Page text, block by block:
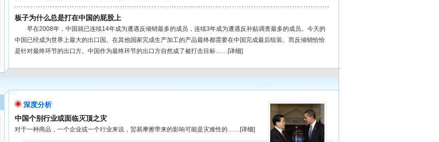
板子为什么总是打在中国的屁股上
早在2008年，中国就已连续14年成为遭遇反倾销最多的成员，连续3年成为遭遇反补贴调查最多的成员。今天的
中国已经成为世界上最大的出口国。在其他国家完成生产加工的产品最终都需要在中国完成最后组装。而反倾销恰恰
是针对最终环节的出口方。中国作为最终环节的出口方自然成了被打击目标……[详细]
深度分析
中国个别行业或面临灭顶之灾
对于一种商品，一个企业或一个行业来说，贸易摩擦带来的影响可能是灾难性的……[详细]